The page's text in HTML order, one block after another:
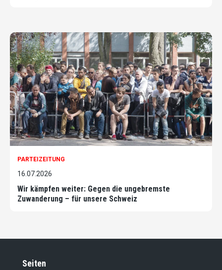
PARTEIZEITUNG
16.07.2026
Wir kämpfen weiter: Gegen die ungebremste
Zuwanderung – für unsere Schweiz
Seiten